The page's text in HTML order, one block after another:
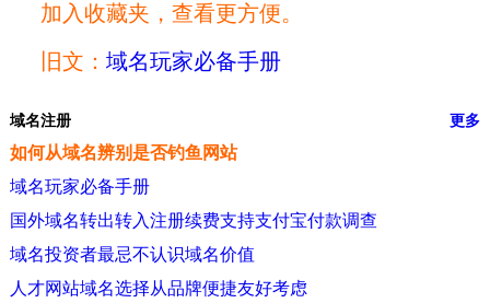
加入收藏夹，查看更方便。
旧文： 域名玩家必备手册
域名注册 更多
如何从域名辨别是否钓鱼网站
域名玩家必备手册
国外域名转出转入注册续费支持支付宝付款调查
域名投资者最忌不认识域名价值
人才网站域名选择从品牌便捷友好考虑